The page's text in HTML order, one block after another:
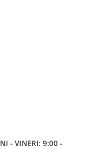
- VINERI: 9:00 -